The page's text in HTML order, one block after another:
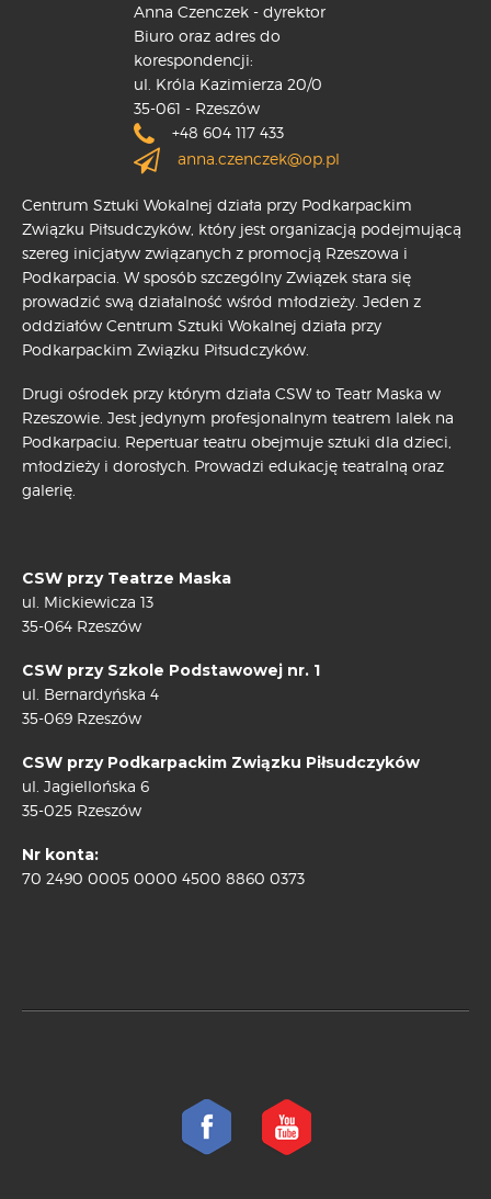
Anna Czenczek - dyrektor
Biuro oraz adres do
korespondencji:
ul. Króla Kazimierza 20/0
35-061 - Rzeszów
+48 604 117 433
anna.czenczek@op.pl
Centrum Sztuki Wokalnej działa przy Podkarpackim
Związku Piłsudczyków, który jest organizacją podejmującą
szereg inicjatyw związanych z promocją Rzeszowa i
Podkarpacia. W sposób szczególny Związek stara się
prowadzić swą działalność wśród młodzieży. Jeden z
oddziałów Centrum Sztuki Wokalnej działa przy
Podkarpackim Związku Piłsudczyków.
Drugi ośrodek przy którym działa CSW to Teatr Maska w
Rzeszowie. Jest jedynym profesjonalnym teatrem lalek na
Podkarpaciu. Repertuar teatru obejmuje sztuki dla dzieci,
młodzieży i dorosłych. Prowadzi edukację teatralną oraz
galerię.
CSW przy Teatrze Maska
ul. Mickiewicza 13
35-064 Rzeszów
CSW przy Szkole Podstawowej nr. 1
ul. Bernardyńska 4
35-069 Rzeszów
CSW przy Podkarpackim Związku Piłsudczyków
ul. Jagiellońska 6
35-025 Rzeszów
Nr konta:
70 2490 0005 0000 4500 8860 0373